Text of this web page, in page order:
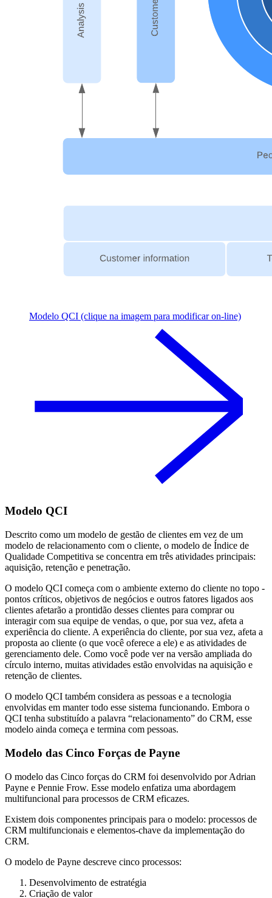
Modelo QCI (clique na imagem para modificar on-line)
Modelo QCI
Descrito como um modelo de gestão de clientes em vez de um
modelo de relacionamento com o cliente, o modelo de Índice de
Qualidade Competitiva se concentra em três atividades principais:
aquisição, retenção e penetração.
O modelo QCI começa com o ambiente externo do cliente no topo -
pontos críticos, objetivos de negócios e outros fatores ligados aos
clientes afetarão a prontidão desses clientes para comprar ou
interagir com sua equipe de vendas, o que, por sua vez, afeta a
experiência do cliente. A experiência do cliente, por sua vez, afeta a
proposta ao cliente (o que você oferece a ele) e as atividades de
gerenciamento dele. Como você pode ver na versão ampliada do
círculo interno, muitas atividades estão envolvidas na aquisição e
retenção de clientes.
O modelo QCI também considera as pessoas e a tecnologia
envolvidas em manter todo esse sistema funcionando. Embora o
QCI tenha substituído a palavra “relacionamento” do CRM, esse
modelo ainda começa e termina com pessoas.
Modelo das Cinco Forças de Payne
O modelo das Cinco forças do CRM foi desenvolvido por Adrian
Payne e Pennie Frow. Esse modelo enfatiza uma abordagem
multifuncional para processos de CRM eficazes.
Existem dois componentes principais para o modelo: processos de
CRM multifuncionais e elementos-chave da implementação do
CRM.
O modelo de Payne descreve cinco processos:
Desenvolvimento de estratégia
Criação de valor